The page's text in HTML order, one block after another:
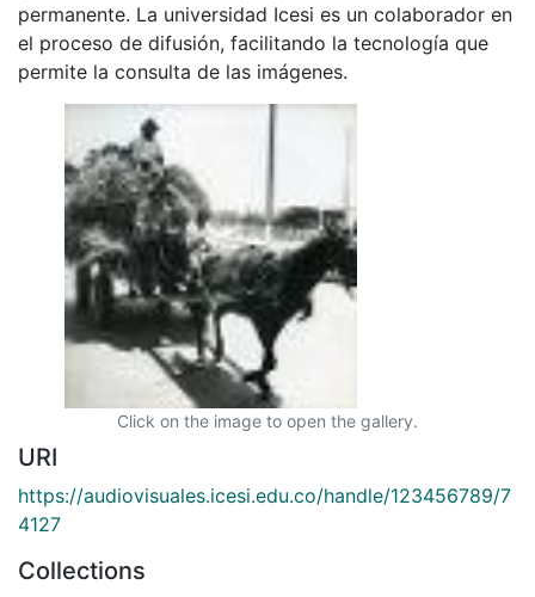
permanente. La universidad Icesi es un colaborador en
el proceso de difusión, facilitando la tecnología que
permite la consulta de las imágenes.
Click on the image to open the gallery.
URI
https://audiovisuales.icesi.edu.co/handle/123456789/7
4127
Collections